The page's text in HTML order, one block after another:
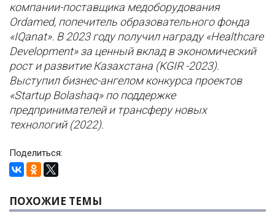
компании-поставщика медоборудования
Ordamed, попечитель образовательного фонда
«IQanat». В 2023 году получил награду «Healthcare
Development» за ценный вклад в экономический
рост и развитие Казахстана (KGIR -2023).
Выступил бизнес-ангелом конкурса проектов
«Startup Bolashaq» по поддержке
предпринимателей и трансферу новых
технологий (2022).
Поделиться:
ПОХОЖИЕ ТЕМЫ